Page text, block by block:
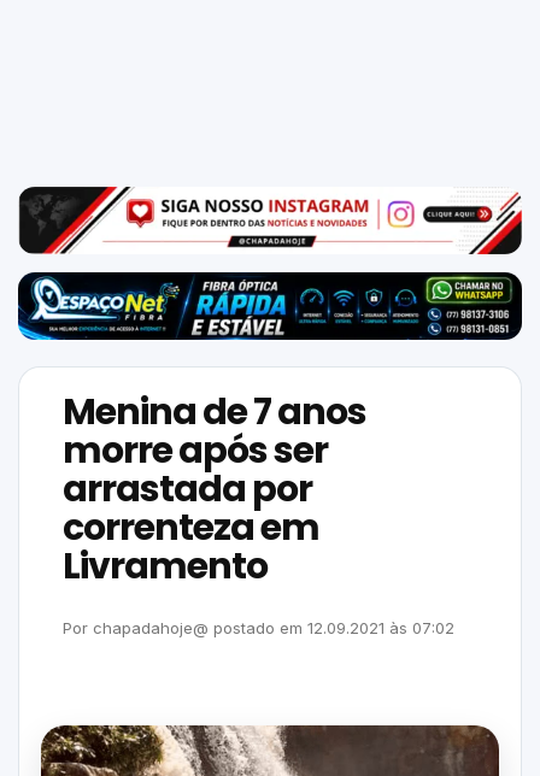
NAS
NOSSAS
REDES
Menina de 7 anos
morre após ser
arrastada por
correnteza em
Livramento
Por chapadahoje@ postado em 12.09.2021 às 07:02